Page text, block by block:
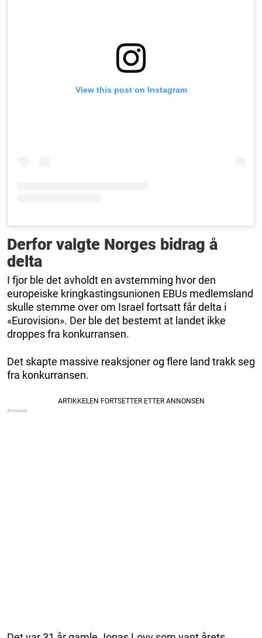
View this post on Instagram
Derfor valgte Norges bidrag å
delta
I fjor ble det avholdt en avstemming hvor den
europeiske kringkastingsunionen EBUs medlemsland
skulle stemme over om Israel fortsatt får delta i
«Eurovision». Der ble det bestemt at landet ikke
droppes fra konkurransen.
Det skapte massive reaksjoner og flere land trakk seg
fra konkurransen.